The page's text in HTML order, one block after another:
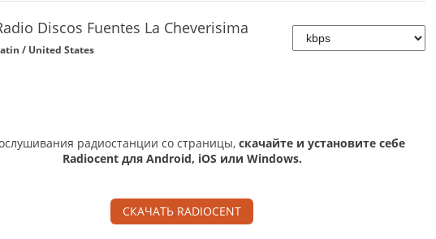
Discos Fuentes La Cheverisima
/ United States
радиостанции со страницы, скачайте и установите себе
Radiocent для Android, iOS или Windows.
СКАЧАТЬ RADIOCENT